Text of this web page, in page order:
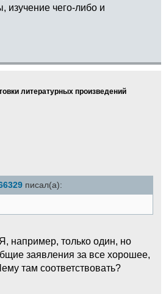
изучение чего-либо и
литературных произведений
писал(а):
например, только один, но
заявления за все хорошее,
там соответствовать?